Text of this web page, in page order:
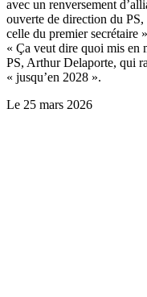
avec un renversement
ouverte de direction du PS,
celle du premier secrétaire
« Ça veut dire quoi mis en
PS, Arthur Delaporte, qui
« jusqu’en 2028 ».
Le 25 mars 2026